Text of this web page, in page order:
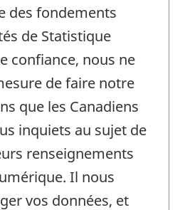
des fondements
de Statistique
confiance, nous ne
de faire notre
que les Canadiens
inquiets au sujet de
renseignements
Il nous
vos données, et